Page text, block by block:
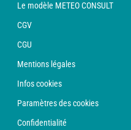
Le modèle METEO CONSULT
CGV
CGU
Mentions légales
Infos cookies
Paramètres des cookies
Confidentialité